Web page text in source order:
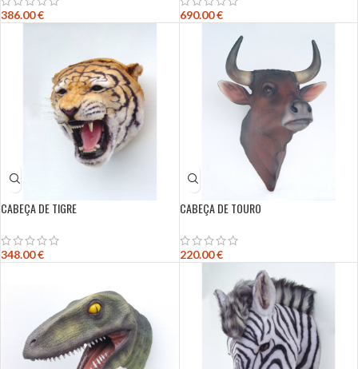
386.00€ 690.00€
CABEÇA DE TIGRE
348.00€
CABEÇA DE TOURO
220.00€